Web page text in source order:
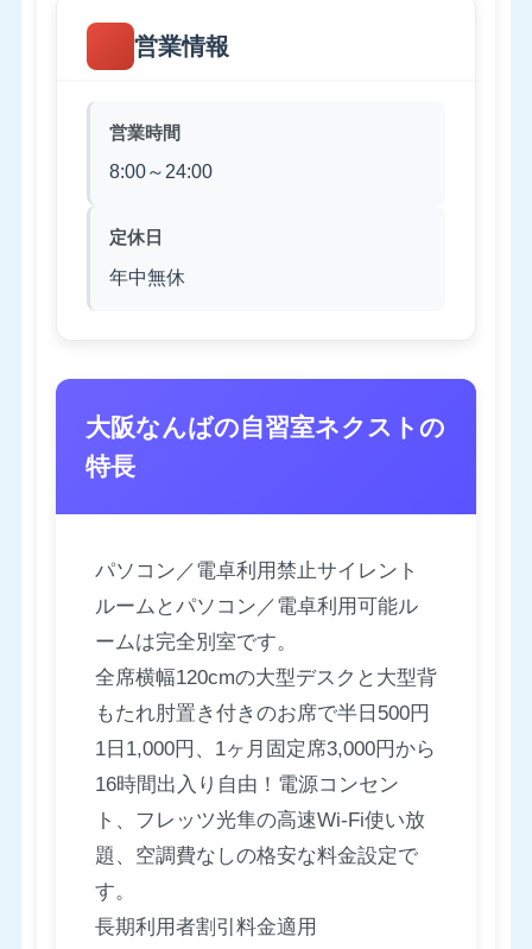
営業情報
営業時間
8:00～24:00
定休日
年中無休
大阪なんばの自習室ネクストの
特長
パソコン／電卓利用禁止サイレント
ルームとパソコン／電卓利用可能ル
ームは完全別室です。
全席横幅120cmの大型デスクと大型背
もたれ肘置き付きのお席で半日500円
1日1,000円、1ヶ月固定席3,000円から
16時間出入り自由！電源コンセン
ト、フレッツ光隼の高速Wi-Fi使い放
題、空調費なしの格安な料金設定で
す。
長期利用者割引料金適用